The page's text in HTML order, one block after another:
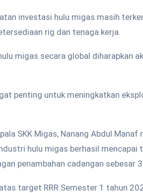
investasi hulu migas masih
rig dan tenaga kerja.
migas secara global diharapkan
penting untuk meningkatkan
SKK Migas, Nanang Abdul Manaf
hulu migas berhasil mencapai
penambahan cadangan sebesar
target RRR Semester 1 tahun